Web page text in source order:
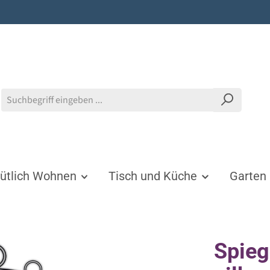
Wohnen Tisch und Küche Garten